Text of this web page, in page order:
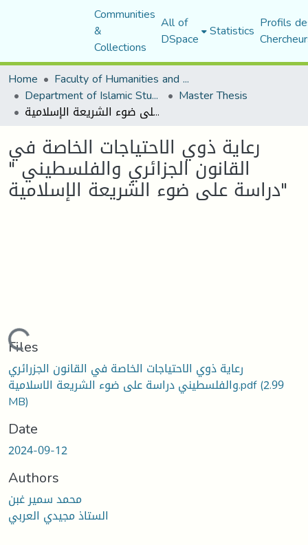
Communities
&
Collections
All of
DSpace Statistics Profils
Home
Faculty of Humanities and Social Sciences
Department of Islamic Studies Master Thesis
رعاية ذوي الاحتياجات الخاصة في القانون الجزائري والفلسطيني " دراسة على ضوء الشريعة الإسلامية"
رعاية ذوي الاحتياجات الخاصة في
القانون الجزائري والفلسطيني "
دراسة على ضوء الشريعة الإسلامية"
Files
رعاية ذوي الاحتياجات الخاصة في القانون الجزرائري
والفلسطيني دراسة على ضوء الشريعة الاسلامية.pdf(2.99
MB)
Date
2024-09-12
Authors
محمد سمير غبن
الستاذ مجيدي العربي